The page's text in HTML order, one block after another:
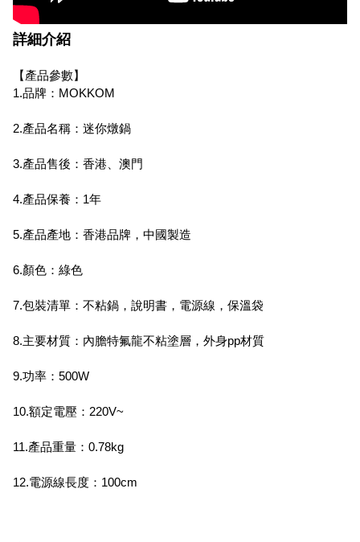
詳細介紹
【產品參數】
1.品牌：MOKKOM
2.產品名稱：迷你燉鍋
3.產品售後：香港、澳門
4.產品保養：1年
5.產品產地：香港品牌，中國製造
6.顏色：綠色
7.包裝清單：不粘鍋，說明書，電源線，保溫袋
8.主要材質：內膽特氟龍不粘塗層，外身pp材質
9.功率：500W
10.額定電壓：220V~
11.產品重量：0.78kg
12.電源線長度：100cm